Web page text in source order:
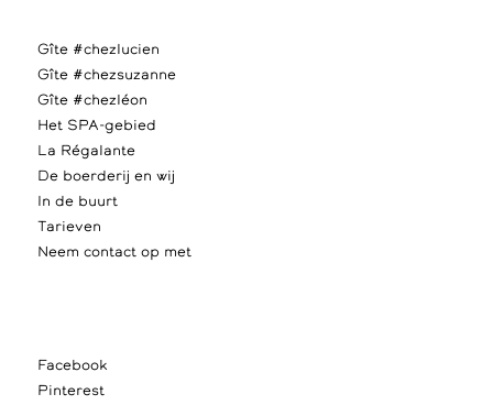
Gîte #chezlucien
Gîte #chezsuzanne
Gîte #chezléon
Het SPA-gebied
La Régalante
De boerderij en wij
In de buurt
Tarieven
Neem contact op met
Facebook
Pinterest